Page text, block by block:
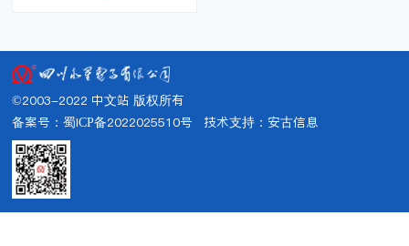
©2003-2022 中文站 版权所有
备案号：蜀ICP备2022025510号 技术支持： 安古信息